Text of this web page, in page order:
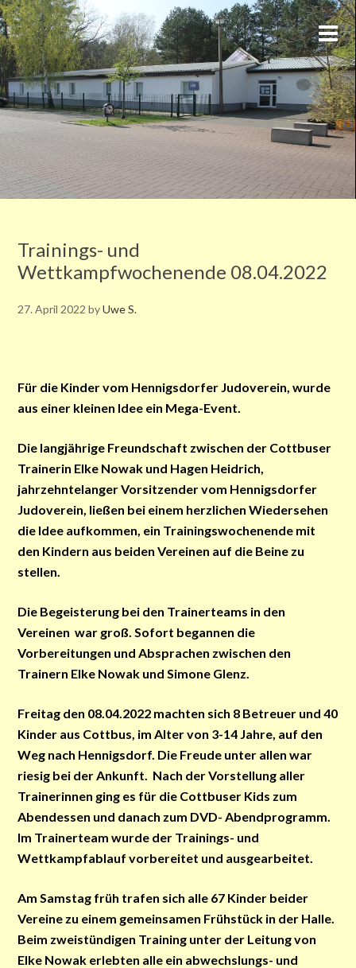
Trainings- und
Wettkampfwochenende 08.04.2022
27. April 2022 byUwe S.
Für die Kinder vom Hennigsdorfer Judoverein, wurde
aus einer kleinen Idee ein Mega-Event.
Die langjährige Freundschaft zwischen der Cottbuser
Trainerin Elke Nowak und Hagen Heidrich,
jahrzehntelanger Vorsitzender vom Hennigsdorfer
Judoverein, ließen bei einem herzlichen Wiedersehen
die Idee aufkommen, ein Trainingswochenende mit
den Kindern aus beiden Vereinen auf die Beine zu
stellen.
Die Begeisterung bei den Trainerteams in den
Vereinen war groß. Sofort begannen die
Vorbereitungen und Absprachen zwischen den
Trainern Elke Nowak und Simone Glenz.
Freitag den 08.04.2022 machten sich 8 Betreuer und 40
Kinder aus Cottbus, im Alter von 3-14 Jahre, auf den
Weg nach Hennigsdorf. Die Freude unter allen war
riesig bei der Ankunft. Nach der Vorstellung aller
Trainerinnen ging es für die Cottbuser Kids zum
Abendessen und danach zum DVD- Abendprogramm.
Im Trainerteam wurde der Trainings- und
Wettkampfablauf vorbereitet und ausgearbeitet.
Am Samstag früh trafen sich alle 67 Kinder beider
Vereine zu einem gemeinsamen Frühstück in der Halle.
Beim zweistündigen Training unter der Leitung von
Elke Nowak erlebten alle ein abwechslungs- und